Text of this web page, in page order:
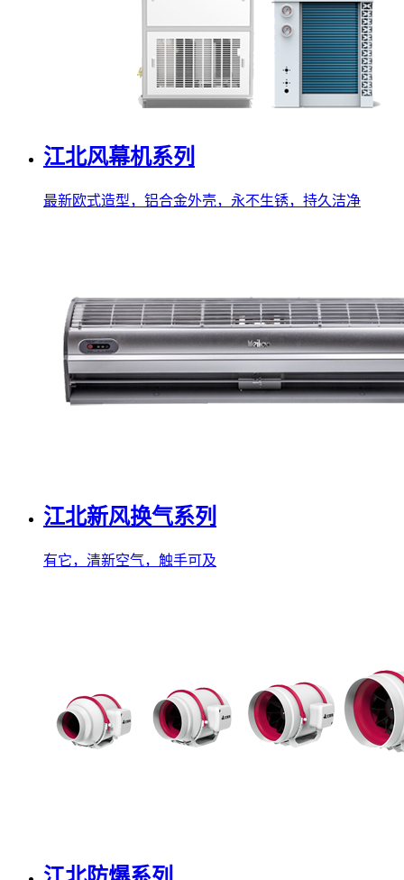
江北风幕机系列
最新欧式造型，铝合金外壳，永不生锈，持久洁净
江北新风换气系列
有它，清新空气，触手可及